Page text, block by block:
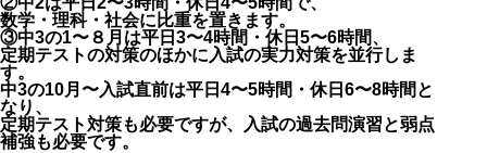
数学・理科・社会に比重を置きます。
③中3の1〜８月は平日3〜4時間・休日5〜6時間、
定期テストの対策のほかに入試の実力対策を並行しま
す。
中3の10月〜入試直前は平日4〜5時間・休日6〜8時間と
なり、
定期テスト対策も必要ですが、入試の過去問演習と弱点
補強も必要です。